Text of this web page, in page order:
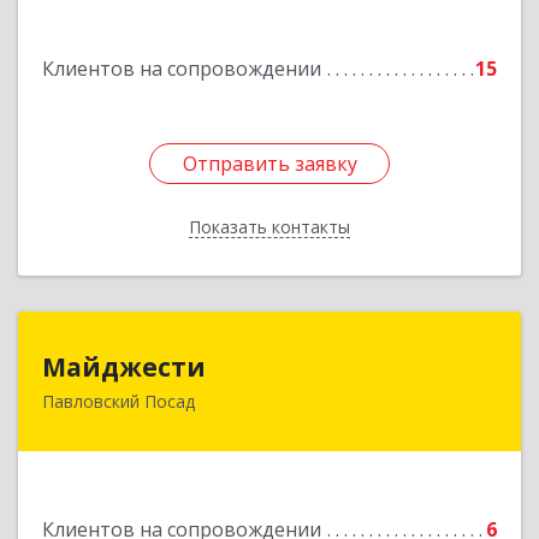
Клиентов на сопровождении 15
Отправить заявку
Показать контакты
Отправить заявку
Назад
Майджести
Павловский Посад
Клиентов на сопровождении 6
142502, Московская обл, Павлово-Посадский р-
Подробнее